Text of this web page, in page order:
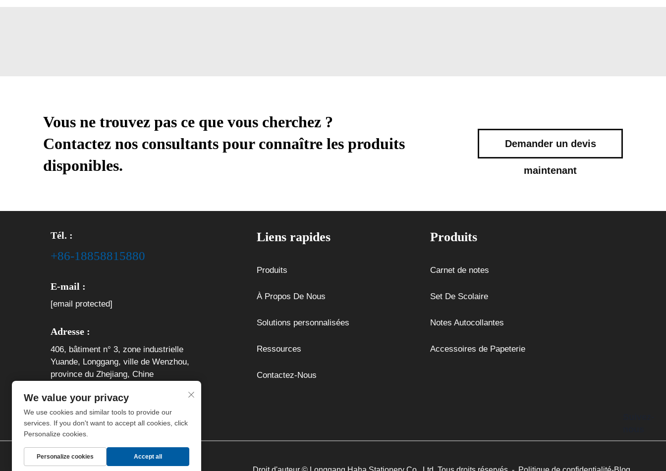
Vous ne trouvez pas ce que vous cherchez ?
Contactez nos consultants pour connaître les produits
disponibles.
Demander un devis
maintenant
Tél. :
+86-18858815880
E-mail :
[email protected]
Adresse :
406, bâtiment n° 3, zone industrielle
Yuande, Longgang, ville de Wenzhou,
province du Zhejiang, Chine
Liens rapides
Produits
À Propos De Nous
Solutions personnalisées
Ressources
Contactez-Nous
Produits
Carnet de notes
Set De Scolaire
Notes Autocollantes
Accessoires de Papeterie
We value your privacy
We use cookies and similar tools to provide our
services. If you don't want to accept all cookies, click
Personalize cookies.
Personalize cookies Accept all